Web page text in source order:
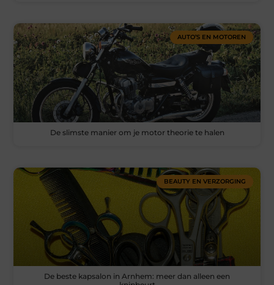
AUTO’S EN MOTOREN
De slimste manier om je motor theorie te halen
BEAUTY EN VERZORGING
De beste kapsalon in Arnhem: meer dan alleen een